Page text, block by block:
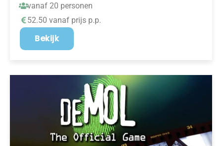
vanaf 20 personen
52.50 vanaf prijs p.p.
Bekijk